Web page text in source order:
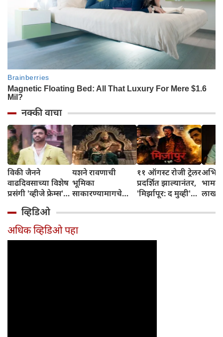
नक्की वाचा
विकी जैनने
वाढदिवसाच्या विशेष
प्रसंगी 'व्हीजे फ्रेम्स'
हाऊसची भव्य
सुरुवात केली
यशने रावणाची
भूमिका
साकारण्यामागचे
११ ऑगस्ट रोजी ट्रेलर
प्रदर्शित झाल्यानंतर,
'मिर्झापूर: द मुव्ही'
प्रमोशन करणार
व्हिडिओ
अधिक व्हिडिओ पहा